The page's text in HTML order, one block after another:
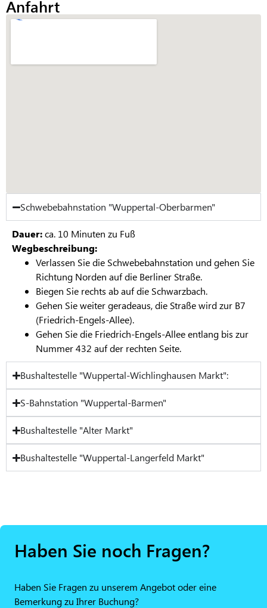
Anfahrt
Schwebebahnstation "Wuppertal-Oberbarmen"
Dauer:ca. 10 Minuten zu Fuß
Wegbeschreibung:
Verlassen Sie die Schwebebahnstation und gehen Sie
Richtung Norden auf die Berliner Straße.
Biegen Sie rechts ab auf die Schwarzbach.
Gehen Sie weiter geradeaus, die Straße wird zur B7
(Friedrich-Engels-Allee).
Gehen Sie die Friedrich-Engels-Allee entlang bis zur
Nummer 432 auf der rechten Seite.
Bushaltestelle "Wuppertal-Wichlinghausen Markt":
S-Bahnstation "Wuppertal-Barmen"
Bushaltestelle "Alter Markt"
Bushaltestelle "Wuppertal-Langerfeld Markt"
Haben Sie noch Fragen?
Haben Sie Fragen zu unserem Angebot oder eine
Bemerkung zu Ihrer Buchung?